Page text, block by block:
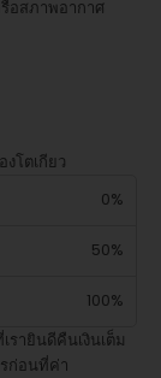
อสภาพอากาศ
โตเกียว
0%
50%
100%
รายินดีคืนเงินเต็ม
ก่อนที่ค่า